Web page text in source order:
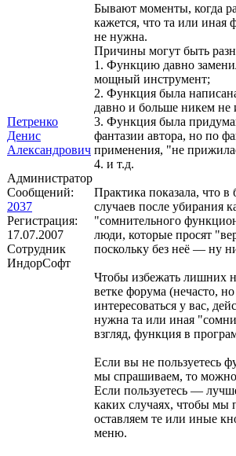
Петренко
Денис
Александрович
Администратор
Сообщений:
2037
Регистрация:
17.07.2007
Сотрудник
ИндорСофт
Бывают моменты, когда
кажется, что та или иная
не нужна.
Причины могут быть
1. Функцию давно
мощный инструмент;
2. Функция была
давно и больше никем не
3. Функция была
фантазии автора, но по
применения, "не
4. и т.д.
Практика показала, что в
случаев после убирания
"сомнительного
люди, которые просят
поскольку без неё — ну
Чтобы избежать лишних
ветке форума (нечасто,
интересоваться у вас,
нужна та или иная
взгляд, функция в
Если вы не пользуетесь
мы спрашиваем, то можно
Если пользуетесь —
каких случаях, чтобы мы
оставляем те или иные
меню.